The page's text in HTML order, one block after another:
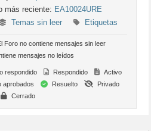
más reciente: EA10024URE
Temas sin leer Etiquetas
Foro no contiene mensajes sin leer
mensajes no leídos
respondido Respondido
Activo
aprobados Resuelto
Privado
Cerrado